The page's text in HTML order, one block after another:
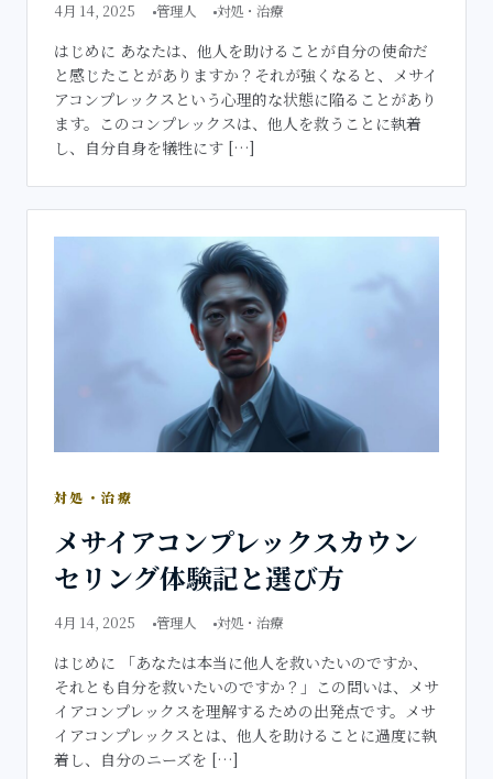
4月 14, 2025 管理人 対処・治療
はじめに あなたは、他人を助けることが自分の使命だ
と感じたことがありますか？それが強くなると、メサイ
アコンプレックスという心理的な状態に陥ることがあり
ます。このコンプレックスは、他人を救うことに執着
し、自分自身を犠牲にす […]
対処・治療
メサイアコンプレックスカウン
セリング体験記と選び方
4月 14, 2025 管理人 対処・治療
はじめに 「あなたは本当に他人を救いたいのですか、
それとも自分を救いたいのですか？」この問いは、メサ
イアコンプレックスを理解するための出発点です。メサ
イアコンプレックスとは、他人を助けることに過度に執
着し、自分のニーズを […]